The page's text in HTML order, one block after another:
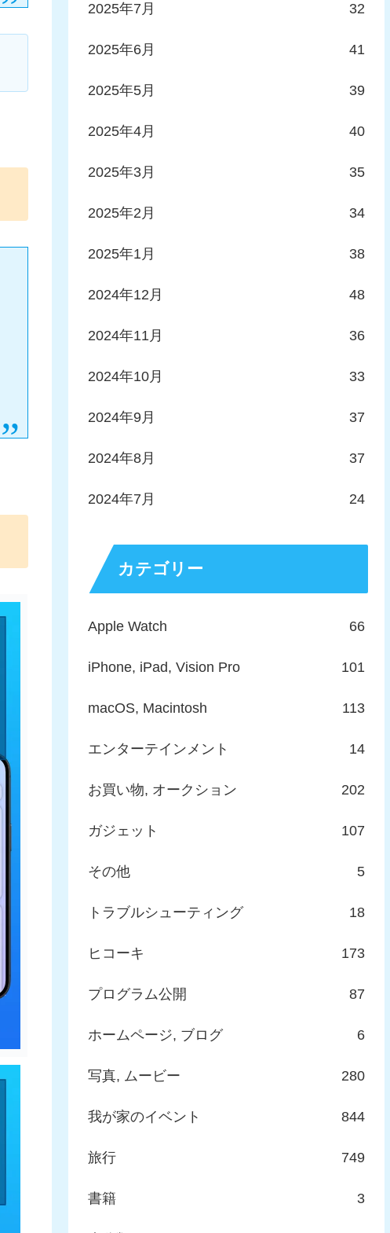
2025年7月 32
2025年6月 41
2025年5月 39
2025年4月 40
2025年3月 35
2025年2月 34
2025年1月 38
2024年12月 48
2024年11月 36
2024年10月 33
2024年9月 37
2024年8月 37
2024年7月 24
カテゴリー
Apple Watch 66
iPhone, iPad, Vision Pro 101
macOS, Macintosh 113
エンターテインメント 14
お買い物, オークション 202
ガジェット 107
その他 5
トラブルシューティング 18
ヒコーキ 173
プログラム公開 87
ホームページ, ブログ 6
写真, ムービー 280
我が家のイベント 844
旅行 749
書籍 3